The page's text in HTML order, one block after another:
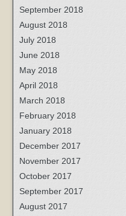
September 2018
August 2018
July 2018
June 2018
May 2018
April 2018
March 2018
February 2018
January 2018
December 2017
November 2017
October 2017
September 2017
August 2017